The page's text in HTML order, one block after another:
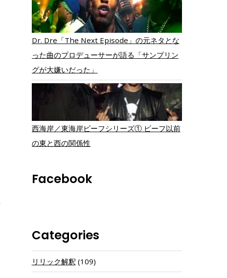
Dr. Dre「The Next Episode」の元ネタとな
った曲のプロデューサーが語る「サンプリン
グが大嫌いだった」
西海岸／東海岸ビーフシリーズ① ビーフ以前
の東と西の関係性
Facebook
Categories
リリック解釈 (109)